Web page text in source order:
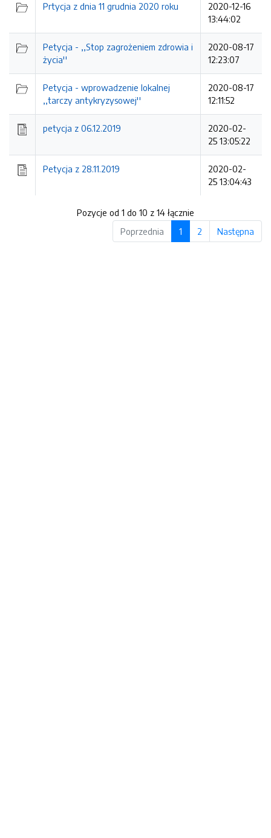
Prtycja z dnia 11 grudnia 2020 roku
2020-12-16
13:44:02
Petycja - ,,Stop zagrożeniem zdrowia i
życia''
2020-08-17
12:23:07
Petycja - wprowadzenie lokalnej
,,tarczy antykryzysowej''
2020-08-17
12:11:52
petycja z 06.12.2019
2020-02-
25 13:05:22
Petycja z 28.11.2019
2020-02-
25 13:04:43
Pozycje od 1 do 10 z 14 łącznie
Poprzednia
1 2 Następna